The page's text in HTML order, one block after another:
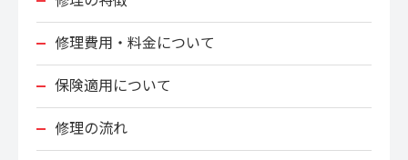
修理費用・料金について
保険適用について
修理の流れ